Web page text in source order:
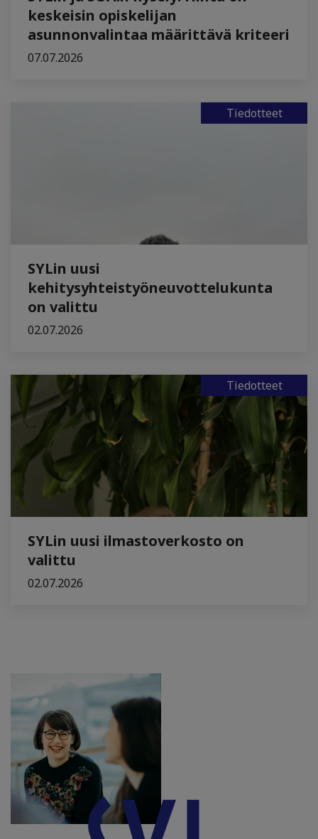
keskeisin opiskelijan
asunnonvalintaa määrittävä kriteeri
07.07.2026
Tiedotteet
SYLin uusi
kehitysyhteistyöneuvottelukunta
on valittu
02.07.2026
Tiedotteet
SYLin uusi ilmastoverkosto on
valittu
02.07.2026